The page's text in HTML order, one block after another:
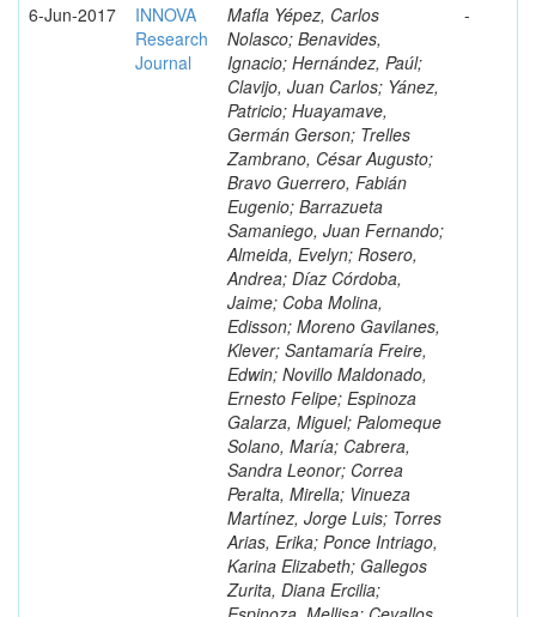
6-Jun-2017
INNOVA
Research
Journal
Mafla Yépez, Carlos
Nolasco; Benavides,
Ignacio; Hernández, Paúl;
Clavijo, Juan Carlos; Yánez,
Patricio; Huayamave,
Germán Gerson; Trelles
Zambrano, César Augusto;
Bravo Guerrero, Fabián
Eugenio; Barrazueta
Samaniego, Juan Fernando;
Almeida, Evelyn; Rosero,
Andrea; Díaz Córdoba,
Jaime; Coba Molina,
Edisson; Moreno Gavilanes,
Klever; Santamaría Freire,
Edwin; Novillo Maldonado,
Ernesto Felipe; Espinoza
Galarza, Miguel; Palomeque
Solano, María; Cabrera,
Sandra Leonor; Correa
Peralta, Mirella; Vinueza
Martínez, Jorge Luis; Torres
Arias, Erika; Ponce Intriago,
Karina Elizabeth; Gallegos
Zurita, Diana Ercilia;
-